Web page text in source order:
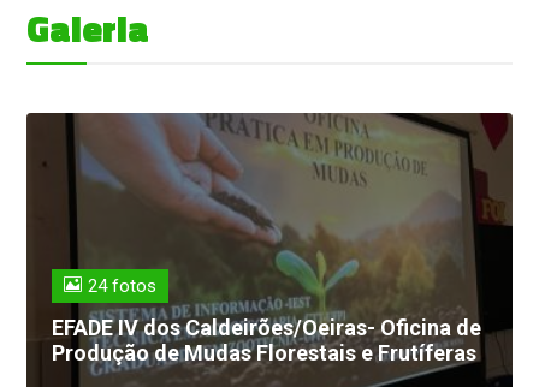
Galeria
24 fotos
EFADE IV dos Caldeirões/Oeiras- Oficina de
Produção de Mudas Florestais e Frutíferas